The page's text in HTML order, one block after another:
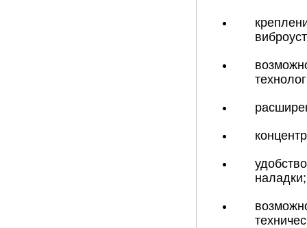
наладки;